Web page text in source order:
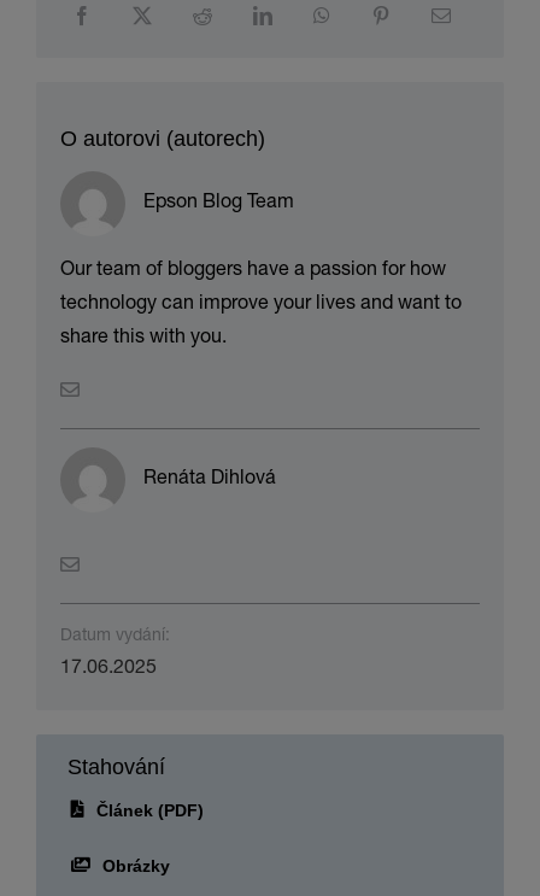
technology can improve your lives and want to
share this with you.
Datum vydání:
17.06.2025